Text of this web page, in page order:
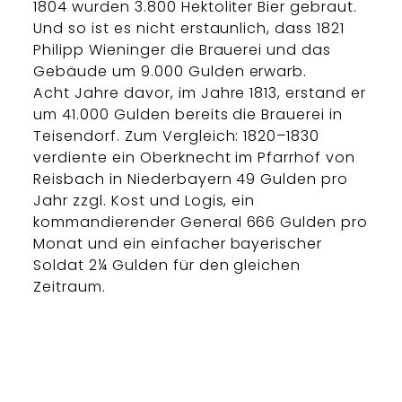
1804 wurden 3.800 Hektoliter Bier gebraut.
Und so ist es nicht erstaunlich, dass 1821
Philipp Wieninger die Brauerei und das
Gebäude um 9.000 Gulden erwarb.
Acht Jahre davor, im Jahre 1813, erstand er
um 41.000 Gulden bereits die Brauerei in
Teisendorf. Zum Vergleich: 1820–1830
verdiente ein Oberknecht im Pfarrhof von
Reisbach in Niederbayern 49 Gulden pro
Jahr zzgl. Kost und Logis, ein
kommandierender General 666 Gulden pro
Monat und ein einfacher bayerischer
Soldat 2¼ Gulden für den gleichen
Zeitraum.